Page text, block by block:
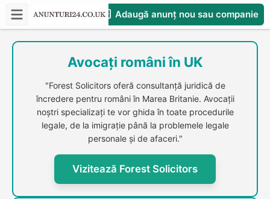
Adaugă anunț nou sau companie
CompaniesS
Avocați români în UK
"Forest Solicitors oferă consultanță juridică de
încredere pentru români în Marea Britanie. Avocații
noștri specializați te vor ghida în toate procedurile
legale, de la imigrație până la problemele legale
personale și de afaceri."
Vizitează Forest Solicitors